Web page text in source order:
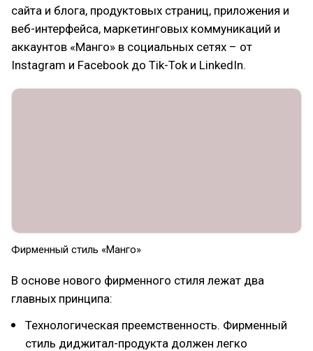
сайта и блога, продуктовых страниц, приложения и
веб-интерфейса, маркетинговых коммуникаций и
аккаунтов «Манго» в социальных сетях – от
Instagram и Facebook до Tik-Tok и LinkedIn.
Фирменный стиль «Манго»
В основе нового фирменного стиля лежат два
главных принципа:
Технологическая преемственность. Фирменный
стиль диджитал-продукта должен легко